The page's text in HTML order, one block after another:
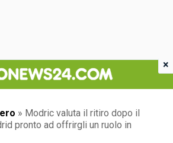
» Modric valuta il ritiro dopo il
pronto ad offrirgli un ruolo in
×